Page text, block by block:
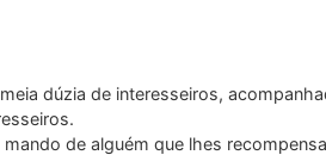
dúzia de interesseiros,
de alguém que lhes